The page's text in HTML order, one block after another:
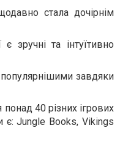
стала дочірнім
зручні та інтуїтивно
популярнішими завдяки
понад 40 різних ігрових
Jungle Books, Vikings